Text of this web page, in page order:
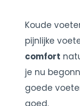
Koude
pijnlijke
comfort
je nu
goede
goed.